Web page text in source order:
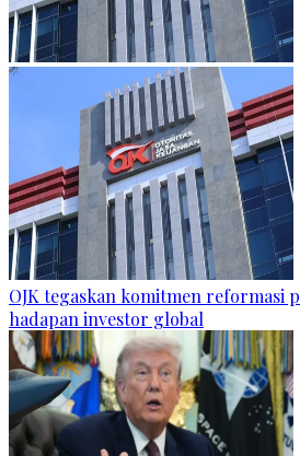
OJK tegaskan komitmen reformasi
hadapan investor global